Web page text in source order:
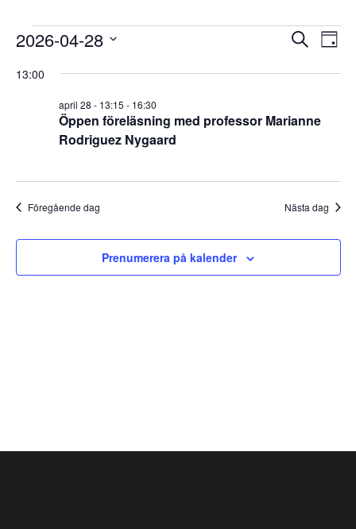
Evenemang
28
april
2026
and
Sök Dag
2026-04-28
datum.
13:00
Öppen föreläsning med professor Marianne
Rodriguez Nygaard
april 28 - 13:15 - 16:30
Föregående dag Nästa dag
Prenumerera på kalender